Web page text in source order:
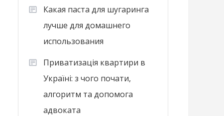
Какая паста для шугаринга
лучше для домашнего
использования
Приватизація квартири в
Україні: з чого почати,
алгоритм та допомога
адвоката